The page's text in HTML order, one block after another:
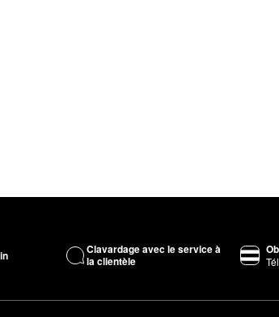
Clavardage avec le service à
la clientèle